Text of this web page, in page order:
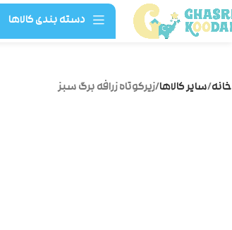
دسته بندی کالاها
خانه سایر کالاها زیرکوتاه زرافه برگ سبز